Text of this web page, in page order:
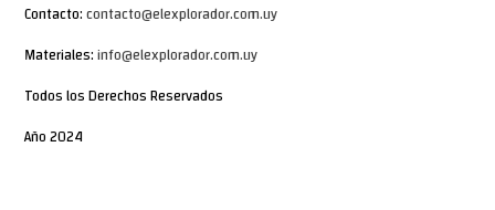
Contacto:contacto@elexplorador.com.uy
Materiales:info@elexplorador.com.uy
Todos los Derechos Reservados
Año 2024